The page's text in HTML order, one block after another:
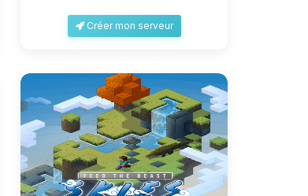
Créer mon serveur